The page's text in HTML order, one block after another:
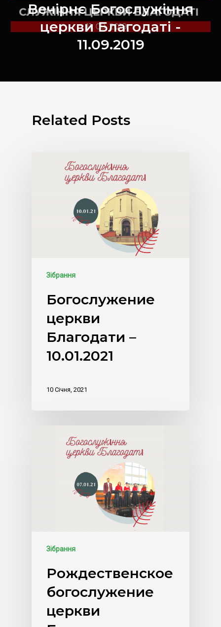
Вечірнє Богослужіння
церкви Благодаті -
11.09.2019
Related Posts
Зібрання
Богослужение
церкви
Благодати –
10.01.2021
10 Січня, 2021
Зібрання
Рождественское
богослужение
церкви